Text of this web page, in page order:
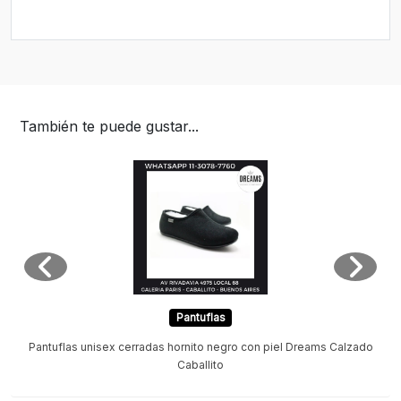
También te puede gustar...
Pantuflas
Pantuflas unisex cerradas hornito negro con piel Dreams Calzado
Caballito